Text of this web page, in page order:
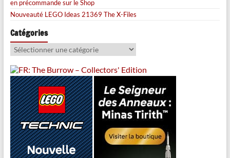
en précommande sur le Shop
Nouveauté LEGO Ideas 21369 The X-Files
Catégories
Catégories